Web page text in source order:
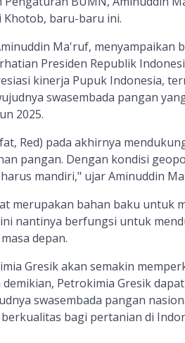
Khotob, baru-baru ini.
Ma'ruf, menyampaikan
Presiden Republik
kinerja Pupuk Indonesia,
swasembada pangan
2025.
Red) pada akhirnya
pangan. Dengan kondisi
mandiri," ujar Aminuddin
merupakan bahan baku untuk
nantinya berfungsi untuk
depan.
Gresik akan semakin
Petrokimia Gresik
swasembada pangan
bagi pertanian di